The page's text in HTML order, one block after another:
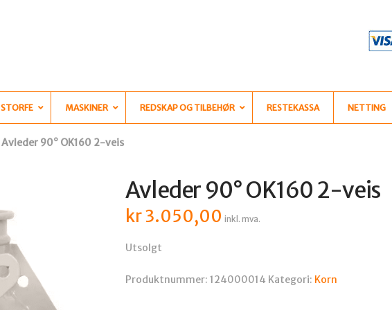
STORFE MASKINER REDSKAP OG TILBEHØR RESTEKASSA NETTING
Avleder 90° OK160 2-veis
Avleder 90° OK160 2-veis
kr3.050,00 inkl. mva.
Utsolgt
Produktnummer:124000014 Kategori: Korn